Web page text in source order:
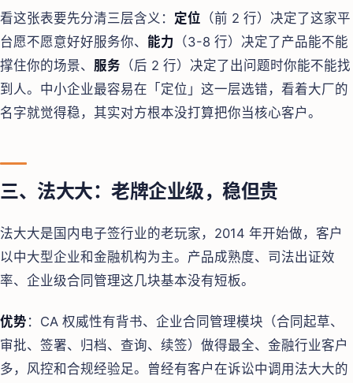
看这张表要先分清三层含义： 定位 （前 2 行）决定了这家平
台愿不愿意好好服务你、 能力 （3-8 行）决定了产品能不能
撑住你的场景、 服务 （后 2 行）决定了出问题时你能不能找
到人。中小企业最容易在「定位」这一层选错，看着大厂的
名字就觉得稳，其实对方根本没打算把你当核心客户。
三、法大大：老牌企业级，稳但贵
法大大是国内电子签行业的老玩家，2014 年开始做，客户
以中大型企业和金融机构为主。产品成熟度、司法出证效
率、企业级合同管理这几块基本没有短板。
优势 ：CA 权威性有背书、企业合同管理模块（合同起草、
审批、签署、归档、查询、续签）做得最全、金融行业客户
多，风控和合规经验足。曾经有客户在诉讼中调用法大大的